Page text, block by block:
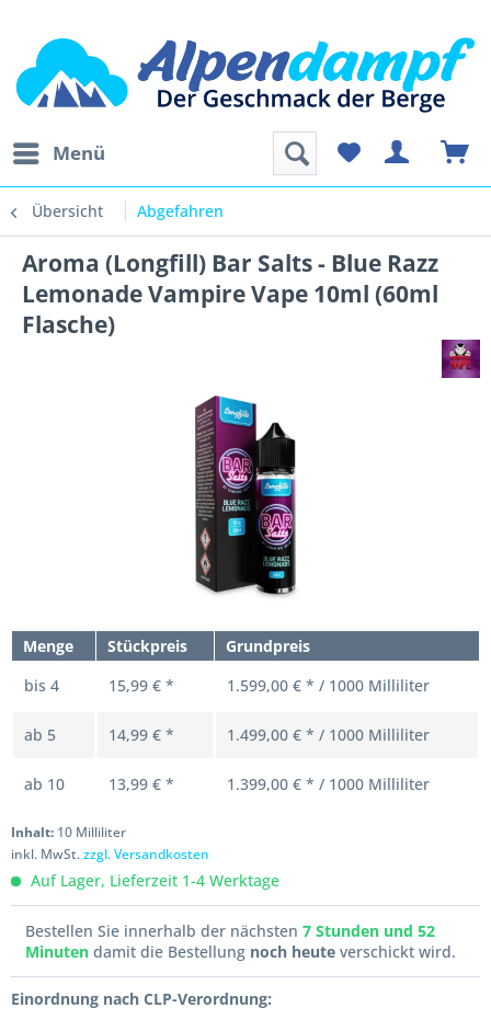
Menü
Übersicht Abgefahren
Aroma (Longfill) Bar Salts - Blue Razz
Lemonade Vampire Vape 10ml (60ml
Flasche)
Menge Stückpreis
Grundpreis
bis 4 15,99 € * 1.599,00 € * / 1000 Milliliter
ab 5 14,99 € * 1.499,00 € * / 1000 Milliliter
ab 10 13,99 € * 1.399,00 € * / 1000 Milliliter
Inhalt: 10 Milliliter
inkl. MwSt.zzgl. Versandkosten
Auf Lager, Lieferzeit 1-4 Werktage
Bestellen Sie innerhalb der nächsten 7 Stunden und 52
Minuten damit die Bestellung noch heute verschickt wird.
Einordnung nach CLP-Verordnung: